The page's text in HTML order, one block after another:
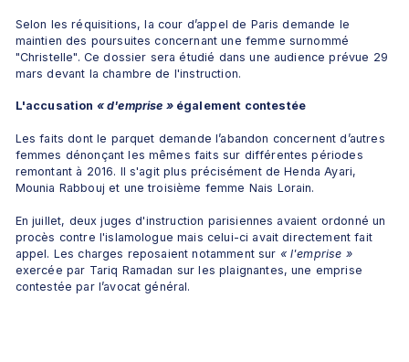
Selon les réquisitions, la cour d’appel de Paris demande le
maintien des poursuites concernant une femme surnommé
"Christelle". Ce dossier sera étudié dans une audience prévue 29
mars devant la chambre de l'instruction.
L'accusation « d'emprise » également contestée
Les faits dont le parquet demande l’abandon concernent d’autres
femmes dénonçant les mêmes faits sur différentes périodes
remontant à 2016. Il s'agit plus précisément de Henda Ayari,
Mounia Rabbouj et une troisième femme Nais Lorain.
En juillet, deux juges d'instruction parisiennes avaient ordonné un
procès contre l'islamologue mais celui-ci avait directement fait
appel. Les charges reposaient notamment sur « l'emprise »
exercée par Tariq Ramadan sur les plaignantes, une emprise
contestée par l’avocat général.